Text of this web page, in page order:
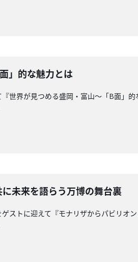
」的な魅力とは
世界が見つめる盛岡・富山～「B面」
未来を語らう万博の舞台裏
ストに迎えて『モナリザからパビリオ